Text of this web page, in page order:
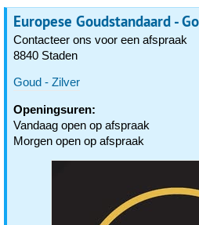
Europese Goudstandaard -
Contacteer ons voor een afspraak
8840 Staden
Goud - Zilver
Openingsuren:
Vandaag open op afspraak
Morgen open op afspraak